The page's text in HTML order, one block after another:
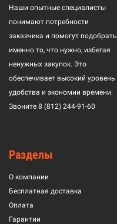
Наши опытные специалисты
понимают потребности
заказчика и помогут подобрать
именно то, что нужно, избегая
ненужных закупок. Это
обеспечивает высокий уровень
удобства и экономии времени.
Звоните 8 (812) 244-91-60
Разделы
О компании
Бесплатная доставка
Оплата
Гарантии